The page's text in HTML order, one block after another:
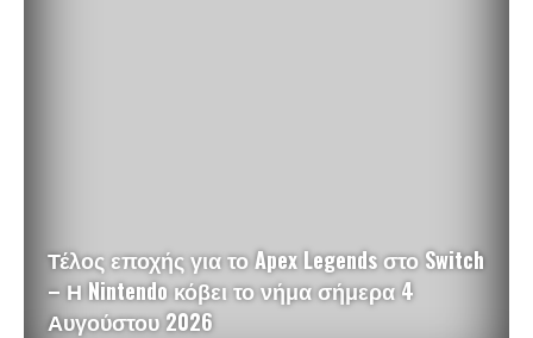
Τέλος εποχής για το Apex Legends στο Switch
– Η Nintendo κόβει το νήμα σήμερα 4
Αυγούστου 2026